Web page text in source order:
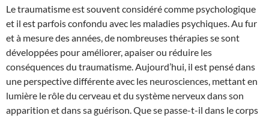
Le traumatisme est souvent considéré comme psychologique
et il est parfois confondu avec les maladies psychiques. Au fur
et à mesure des années, de nombreuses thérapies se sont
développées pour améliorer, apaiser ou réduire les
conséquences du traumatisme. Aujourd’hui, il est pensé dans
une perspective différente avec les neurosciences, mettant en
lumière le rôle du cerveau et du système nerveux dans son
apparition et dans sa guérison. Que se passe-t-il dans le corps